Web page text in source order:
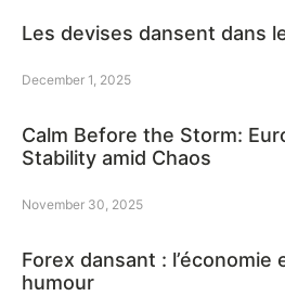
Les devises dansent dans
December 1, 2025
Calm Before the Storm:
Stability amid Chaos
November 30, 2025
Forex dansant :
humour